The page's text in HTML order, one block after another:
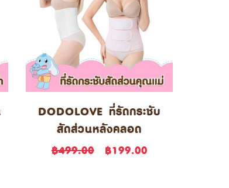
DODOLOVE ที่รัดกระชับ
สัดส่วนหลังคลอด
฿499.00 ฿199.00